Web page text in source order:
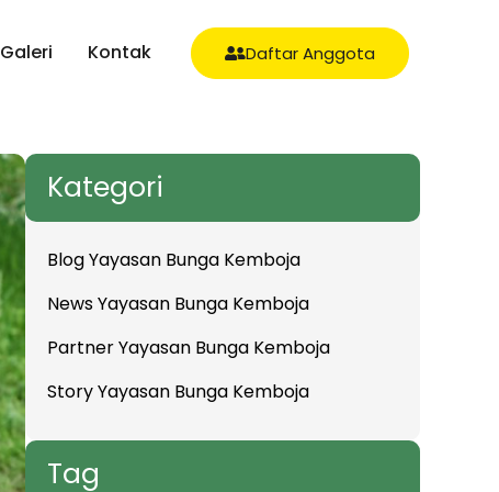
Galeri Kontak Daftar Anggota
Kategori
Blog Yayasan Bunga Kemboja
News Yayasan Bunga Kemboja
Partner Yayasan Bunga Kemboja
Story Yayasan Bunga Kemboja
Tag